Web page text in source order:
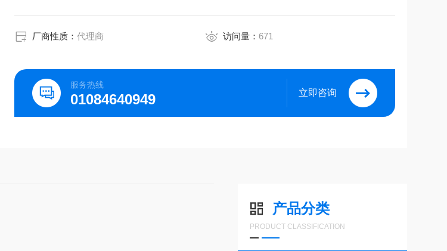
厂商性质：代理商 访问量： 671
服务热线
01084640949 立即咨询
产品分类
PRODUCT CLASSIFICATION